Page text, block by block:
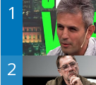
1
2